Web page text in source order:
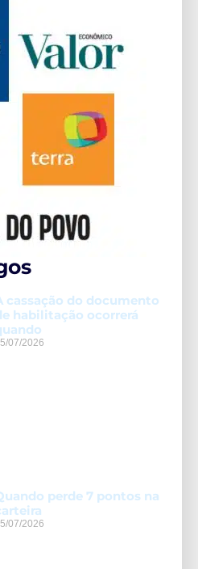
cassação do documento
habilitação ocorrerá
07/2026
perde 7 pontos na
07/2026